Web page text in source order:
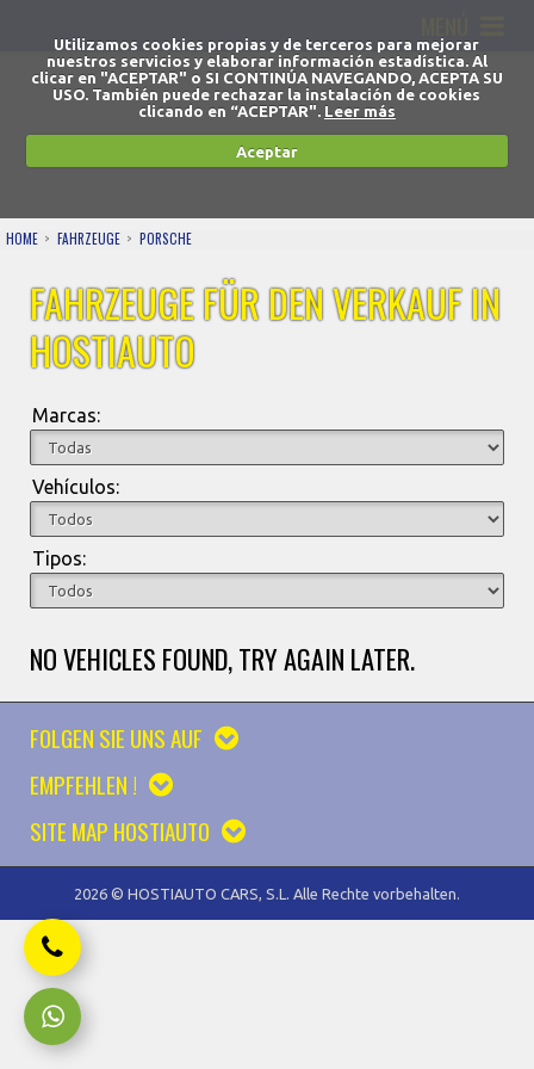
Utilizamos cookies propias y de terceros para mejorar
nuestros servicios y elaborar información estadística. Al
clicar en "ACEPTAR" o SI CONTINÚA NAVEGANDO, ACEPTA SU
USO. También puede rechazar la instalación de cookies
clicando en “ACEPTAR". Leer más
Aceptar
HOME FAHRZEUGE PORSCHE
FAHRZEUGE FÜR DEN VERKAUF IN
HOSTIAUTO
Marcas:
Vehículos:
Tipos:
NO VEHICLES FOUND, TRY AGAIN LATER.
FOLGEN SIE UNS AUF
EMPFEHLEN !
SITE MAP HOSTIAUTO
2026 © HOSTIAUTO CARS, S.L. Alle Rechte vorbehalten.